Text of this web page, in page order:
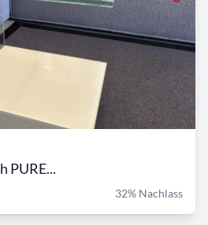
PURE...
32% Nachlass